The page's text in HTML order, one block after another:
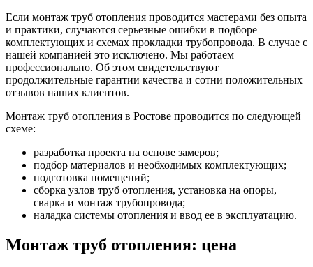
Если монтаж труб отопления проводится мастерами без опыта
и практики, случаются серьезные ошибки в подборе
комплектующих и схемах прокладки трубопровода. В случае с
нашей компанией это исключено. Мы работаем
профессионально. Об этом свидетельствуют
продолжительные гарантии качества и сотни положительных
отзывов наших клиентов.
Монтаж труб отопления в Ростове проводится по следующей
схеме:
разработка проекта на основе замеров;
подбор материалов и необходимых комплектующих;
подготовка помещений;
сборка узлов труб отопления, установка на опоры,
сварка и монтаж трубопровода;
наладка системы отопления и ввод ее в эксплуатацию.
Монтаж труб отопления: цена